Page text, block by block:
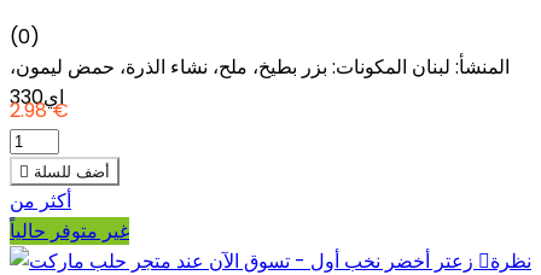
(0)
المنشأ: لبنان المكونات: بزر بطيخ، ملح، نشاء الذرة، حمض ليمون،
اي330
2.98 €
 أضف للسلة
أكثر من
غير متوفر حالياً
نظرة